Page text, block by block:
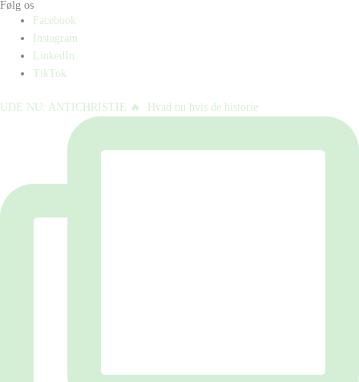
Følg os
Facebook
Instagram
LinkedIn
TikTok
UDE NU: ANTICHRISTIE 🔥⁠ ⁠ Hvad nu hvis de historie